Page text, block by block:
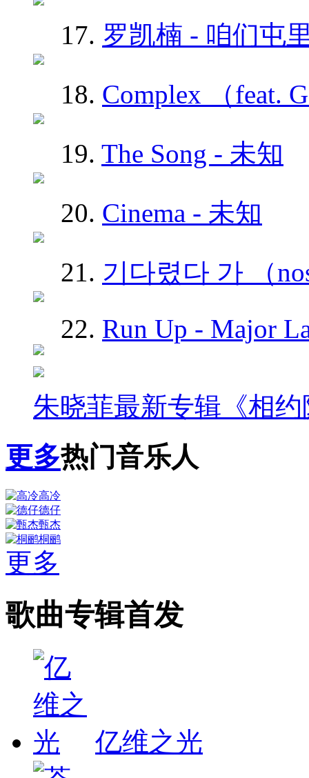
17. 罗凯楠 - 咱们屯
18. Complex （feat.
19. The Song - 未知
20. Cinema - 未知
21. 기다렸다 가 （
22. Run Up - Major
朱晓菲最新专辑《相
更多热门音乐人
高冷
德仔
甄杰
桐鹂
更多
歌曲专辑首发
亿维之光